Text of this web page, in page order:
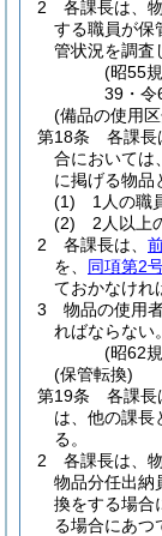
2
各課長は、
する職員が保
管状況を調査
(昭55
39・令
(備品の使用
第18条
各課長
合においては、
に掲げる物品
(1)
1人の職
(2)
2人以上
2
各課長は、
を、 同項第2
ておかなけれ
3
物品の使用
ればならない。
(昭62
(保管転換)
第19条
各課長
は、他の課長
る。
2
各課長は、
物品分任出納
換をする場合
る場合にあつ